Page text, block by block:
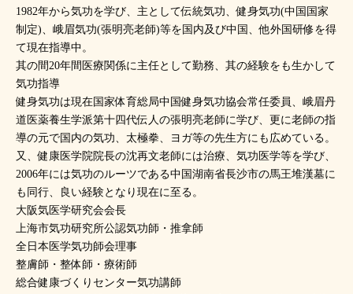
1982年から気功を学び、主として伝統気功、健身気功(中国国家
制定)、峨眉気功(張明亮老師)等を国内及び中国、他外国研修を得
て現在指導中。
其の間20年間医療関係に主任として勤務、其の経験をも生かして
気功指導
健身気功は現在国家体育総局中国健身気功協会常任委員、峨眉丹
道医薬養生学派第十四代伝人の張明亮老師に学び、更に老師の指
導の元で国内の気功、太極拳、ヨガ等の先生方にも広めている。
又、健康医学院院長の沈再文老師には治療、気功医学等を学び、
2006年には気功のルーツである中国湖南省長沙市の馬王堆漢墓に
も同行、良い経験となり現在に至る。
大阪気医学研究会会長
上海市気功研究所公認気功師・推拿師
全日本医学気功師会理事
整膚師・整体師・療術師
総合健康づくりセンター気功講師